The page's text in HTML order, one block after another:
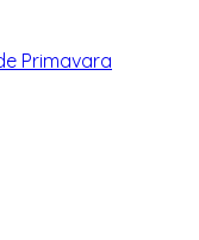
Primavara